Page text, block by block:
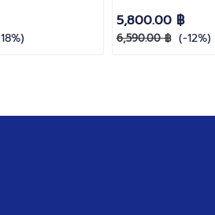
ถมฟรี!! ถาด 1
ด)
x 68.5 cm. สีดำ
(แถมฟรี!! ถาด 1
5,800.00 ฿
6,590.00 ฿ (-12%)